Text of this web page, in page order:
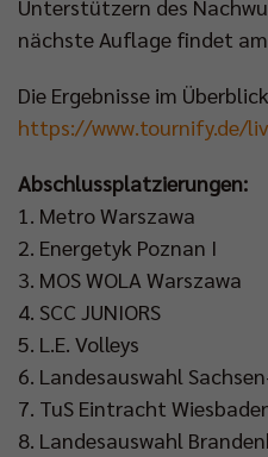
Unterstützern des
nächste Auflage findet
Die Ergebnisse im
https://www.tournify.de/
Abschlussplatzierungen:
1. Metro Warszawa
2. ⁠Energetyk Poznan I
3. ⁠MOS WOLA Warszawa
4. ⁠SCC JUNIORS
5. ⁠L.E. Volleys
6. ⁠Landesauswahl
7. ⁠TuS Eintracht
8. ⁠Landesauswahl